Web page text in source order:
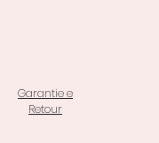
Garantie e
Retour